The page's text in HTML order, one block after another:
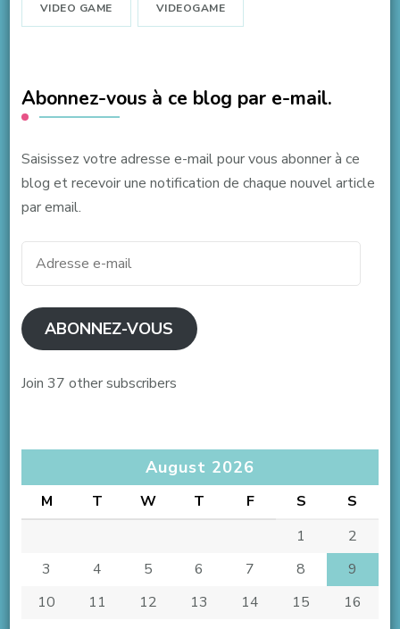
VIDEO GAME VIDEOGAME
Abonnez-vous à ce blog par e-mail.
Saisissez votre adresse e-mail pour vous abonner à ce
blog et recevoir une notification de chaque nouvel article
par email.
ABONNEZ-VOUS
Join 37 other subscribers
August 2026
M T W T F S
S
1
2
3
4 5 6 7 8
9
10
11 12 13 14 15
16